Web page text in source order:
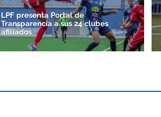
LPF presenta Portal de
Transparencia a sus 24 clubes
afiliados